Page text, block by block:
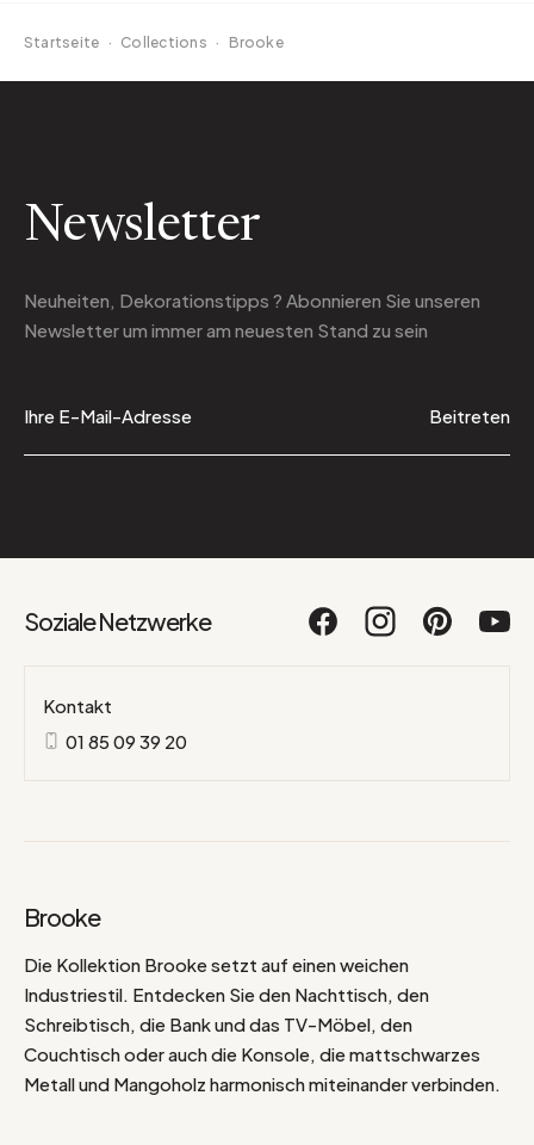
Startseite · Collections · Brooke
Newsletter
Neuheiten, Dekorationstipps ? Abonnieren Sie unseren
Newsletterum immer am neuesten Stand zu sein
Beitreten
Soziale Netzwerke
Kontakt
01 85 09 39 20
Brooke
Die Kollektion Brooke setzt auf einen weichen
Industriestil. Entdecken Sie den Nachttisch, den
Schreibtisch, die Bank und das TV-Möbel, den
Couchtisch oder auch die Konsole, die mattschwarzes
Metall und Mangoholz harmonisch miteinander verbinden.